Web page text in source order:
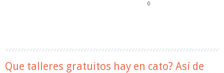
0
Que talleres gratuitos hay en cato? Así de